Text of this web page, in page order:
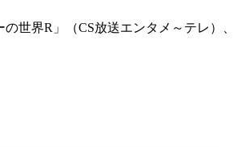
世界R」（CS放送エンタメ～テレ）、